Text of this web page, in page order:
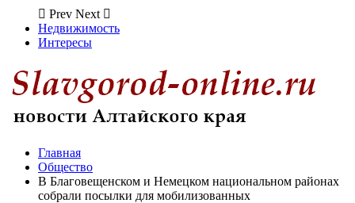
Prev Next
Недвижимость
Интересы
Главная
Общество
В Благовещенском и Немецком национальном районах
собрали посылки для мобилизованных